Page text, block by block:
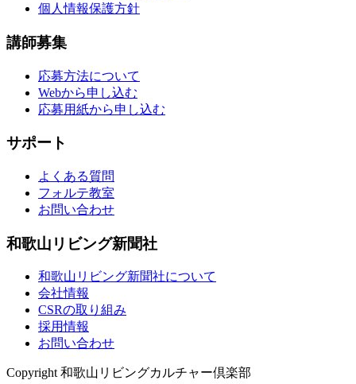
個人情報保護方針
講師募集
応募方法について
Webから申し込む
応募用紙から申し込む
サポート
よくある質問
フォルテ教室
お問い合わせ
和歌山リビング新聞社
和歌山リビング新聞社について
会社情報
CSRの取り組み
採用情報
お問い合わせ
Copyright 和歌山リビングカルチャー倶楽部